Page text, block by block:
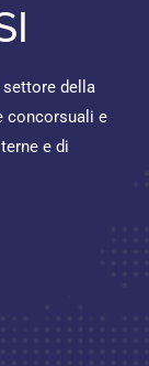
della
concorsuali e
e di